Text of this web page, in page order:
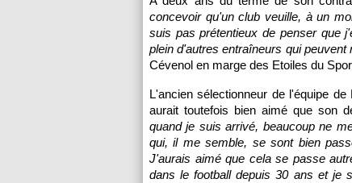
concevoir qu'un club veuille, à un
suis pas prétentieux de penser que
plein d'autres entraîneurs qui
Cévenol en marge des Etoiles du
L'ancien sélectionneur de l'équipe
aurait toutefois bien aimé que son
quand je suis arrivé, beaucoup ne
qui, il me semble, se sont bien
J'aurais aimé que cela se passe
dans le football depuis 30 ans et je